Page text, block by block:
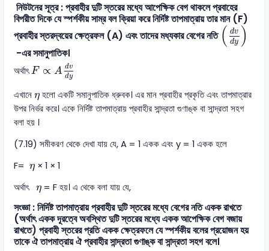
নিউটনের সূত্র : প্রবাহীর দুটি স্তরের মধ্যে আপেক্ষিক বেগ থাকলে প্রবাহের
বিপরীত দিকে যে স্পর্শকীয় সাম্র বল ক্রিয়া করে নির্দিষ্ট তাপমাত্রায় তার মান (F)
প্রবাহীর স্তরদ্বয়ের ক্ষেত্রফল (A) এবং তাদের মধ্যকার বেগের নতি ( dv
dy )
dvdy
-এর সমানুপাতিক।
অর্থাৎF ∝ A dv
dy
F∝ A dvdy
এখানেη
η হলো একটি সমানুপাতিক ধ্রুবক। এর মান প্রবাহীর প্রকৃতি এবং তাপমাত্রার
উপর নির্ভর করে। একে নির্দিষ্ট তাপমাত্রায় প্রবাহীর সান্দ্রতা গুণাঙ্ক বা সান্দ্রতা সহগ
বলা হয় ।
(7.19) সমীকরণ থেকে দেখা যায় যে, A = 1 একক এবং y = 1 একক হলে
F=η
η × 1 × 1
অর্থাৎη
η = F হয়। এ থেকে বলা যায় যে,
সংজ্ঞা : নির্দিষ্ট তাপমাত্রায় প্রবাহীর দুটি স্তরের মধ্যে বেগের নতি একক রাখতে
(অর্থাৎ একক দূরত্বে অবস্থিত দুটি স্তরের মধ্যে একক আপেক্ষিক বেগ বজায়
রাখতে) প্রবাহী স্তরের প্রতি একক ক্ষেত্রফলে যে স্পর্শকীয় বলের প্রয়োজন হয়
তাকে ঐ তাপমাত্রায় ঐ প্রবাহীর সান্দ্রতা গুণাঙ্ক বা সান্দ্রতা সহগ বলে।